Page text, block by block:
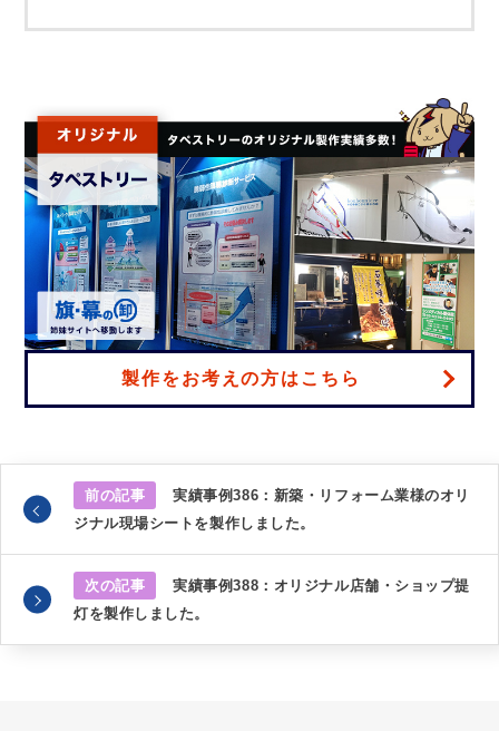
製作をお考えの方はこちら
前の記事
実績事例386：新築・リフォーム業様のオリ
ジナル現場シートを製作しました。
次の記事
実績事例388：オリジナル店舗・ショップ提
灯を製作しました。